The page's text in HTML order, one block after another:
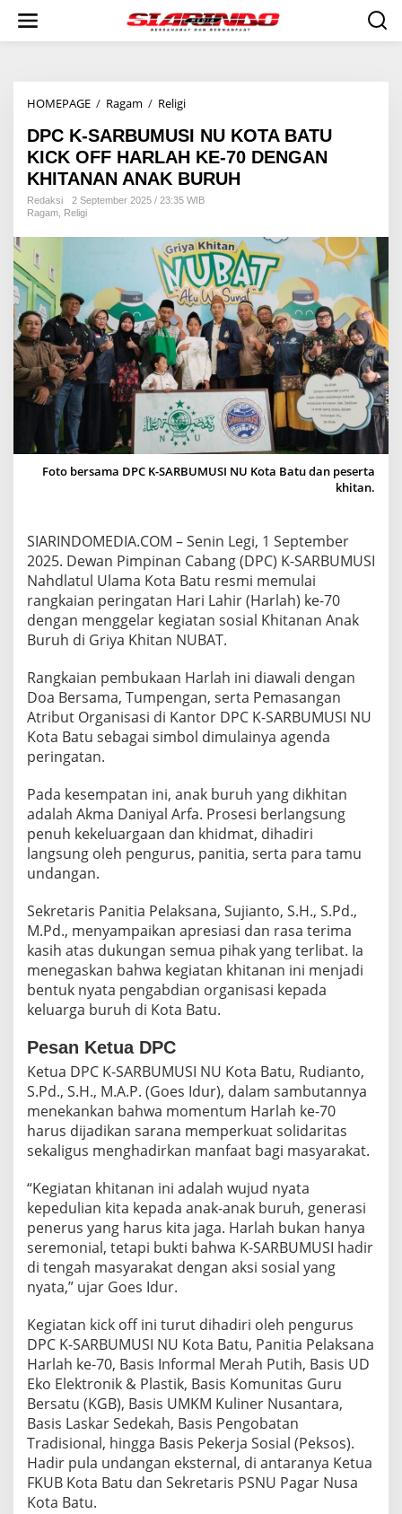
i
HOMEPAGE / Ragam / Religi
C
K
-
S
A
U
M
U
S
I
N
U
K
O
T
A
B
A
T
U
K
O
F
F
H
A
R
A
H
K
E
-
E
N
G
N
I
T
A
N
A
N
A
B
U
R
U
H
DPC K-SARBUMUSI NU KOTA BATU
KICK OFF HARLAH KE-70 DENGAN
KHITANAN ANAK BURUH
Redaksi
2 September 2025 / 23:35 WIB
Ragam Religi
Foto bersama DPC K-SARBUMUSI NU Kota Batu dan peserta
khitan.
SIARINDOMEDIA.COM – Senin Legi, 1 September
2025. Dewan Pimpinan Cabang (DPC) K-SARBUMUSI
Nahdlatul Ulama Kota Batu resmi memulai
rangkaian peringatan Hari Lahir (Harlah) ke-70
dengan menggelar kegiatan sosial Khitanan Anak
Buruh di Griya Khitan NUBAT.
Rangkaian pembukaan Harlah ini diawali dengan
Doa Bersama, Tumpengan, serta Pemasangan
Atribut Organisasi di Kantor DPC K-SARBUMUSI NU
Kota Batu sebagai simbol dimulainya agenda
peringatan.
Pada kesempatan ini, anak buruh yang dikhitan
adalah Akma Daniyal Arfa. Prosesi berlangsung
penuh kekeluargaan dan khidmat, dihadiri
langsung oleh pengurus, panitia, serta para tamu
undangan.
Sekretaris Panitia Pelaksana, Sujianto, S.H., S.Pd.,
M.Pd., menyampaikan apresiasi dan rasa terima
kasih atas dukungan semua pihak yang terlibat. Ia
menegaskan bahwa kegiatan khitanan ini menjadi
bentuk nyata pengabdian organisasi kepada
keluarga buruh di Kota Batu.
Pesan Ketua DPC
Ketua DPC K-SARBUMUSI NU Kota Batu, Rudianto,
S.Pd., S.H., M.A.P. (Goes Idur), dalam sambutannya
menekankan bahwa momentum Harlah ke-70
harus dijadikan sarana memperkuat solidaritas
sekaligus menghadirkan manfaat bagi masyarakat.
“Kegiatan khitanan ini adalah wujud nyata
kepedulian kita kepada anak-anak buruh, generasi
penerus yang harus kita jaga. Harlah bukan hanya
seremonial, tetapi bukti bahwa K-SARBUMUSI hadir
di tengah masyarakat dengan aksi sosial yang
nyata,” ujar Goes Idur.
Kegiatan kick off ini turut dihadiri oleh pengurus
DPC K-SARBUMUSI NU Kota Batu, Panitia Pelaksana
Harlah ke-70, Basis Informal Merah Putih, Basis UD
Eko Elektronik & Plastik, Basis Komunitas Guru
Bersatu (KGB), Basis UMKM Kuliner Nusantara,
Basis Laskar Sedekah, Basis Pengobatan
Tradisional, hingga Basis Pekerja Sosial (Peksos).
Hadir pula undangan eksternal, di antaranya Ketua
FKUB Kota Batu dan Sekretaris PSNU Pagar Nusa
Kota Batu.